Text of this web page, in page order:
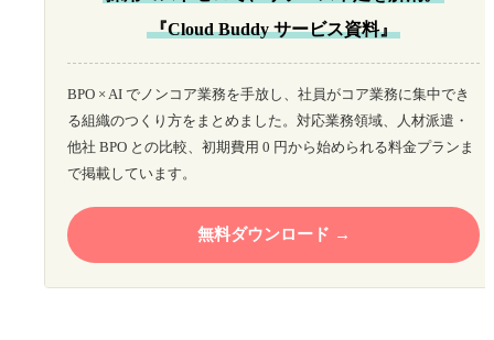
『Cloud Buddy サービス資料』
BPO × AI でノンコア業務を手放し、社員がコア業務に集中でき
る組織のつくり方をまとめました。対応業務領域、人材派遣・
他社 BPO との比較、初期費用 0 円から始められる料金プランま
で掲載しています。
無料ダウンロード